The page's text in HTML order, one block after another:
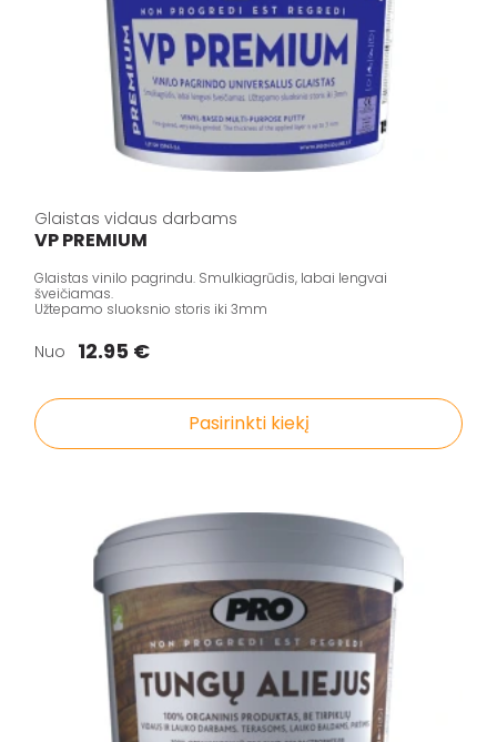
Glaistas vidaus darbams
VP PREMIUM
Glaistas vinilo pagrindu. Smulkiagrūdis, labai lengvai
šveičiamas.
Užtepamo sluoksnio storis iki 3mm
Nuo 12.95 €
Pasirinkti kiekį